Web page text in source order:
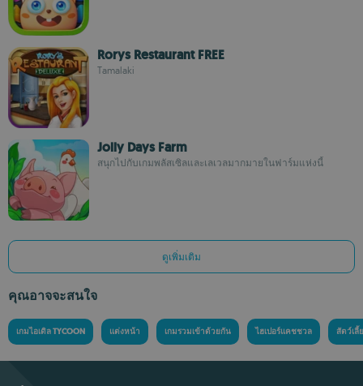
Rorys Restaurant FREE
Tamalaki
Jolly Days Farm
สนุกไปกับเกมพลัสเซิลและเลเวลมากมายในฟาร์มแห่งนี้
ดูเพิ่มเติม
คุณอาจจะสนใจ
เกมไอเดิล TYCOON แต่งหน้า เกมรวมเข้าด้วยกัน ไฮเปอร์แคชชวล สัตว์เลี้